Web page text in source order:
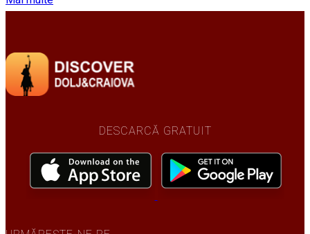
DESCARCĂ GRATUIT